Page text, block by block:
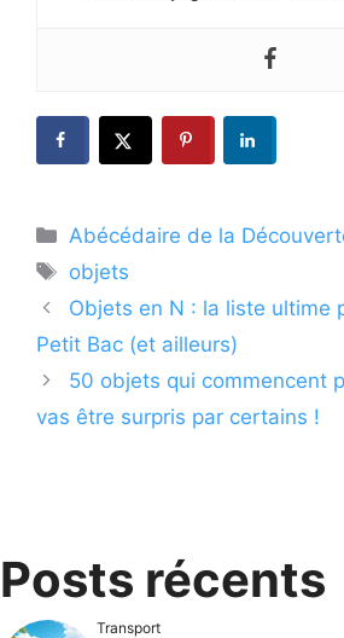
Catégories
Abécédaire de la
Étiquettes
objets
Objets en N : la liste ultime
Petit Bac (et ailleurs)
50 objets qui commencent
vas être surpris par certains !
Posts récents
Transport